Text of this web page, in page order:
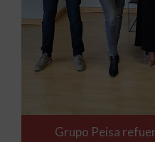
Grupo Peisa